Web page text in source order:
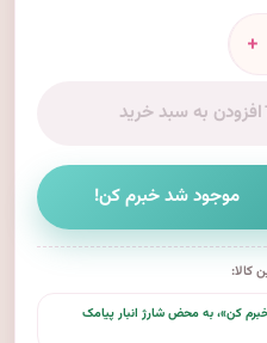
+
افزودن به سبد خرید
موجود شد خبرم کن!
کالا:
کن»، به محض شارژ انبار پیامک